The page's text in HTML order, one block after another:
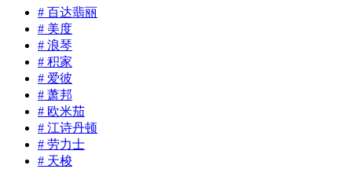
# 百达翡丽
# 美度
# 浪琴
# 积家
# 爱彼
# 萧邦
# 欧米茄
# 江诗丹顿
# 劳力士
# 天梭